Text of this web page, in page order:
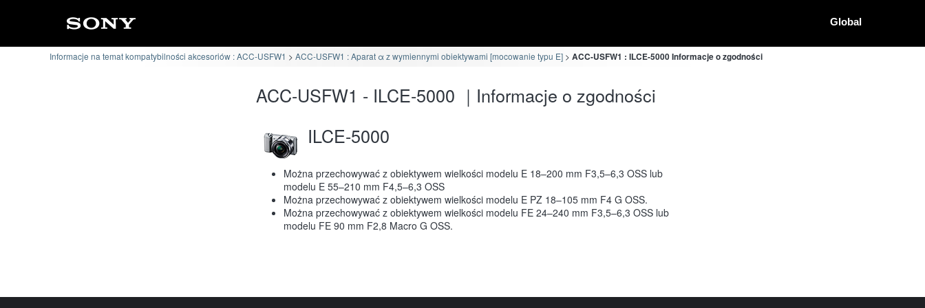
Global
Informacje na temat kompatybilności akcesoriów : ACC-USFW1 ACC-USFW1 : Aparat α z wymiennymi obiektywami [mocowanie typu E] ACC-USFW1 : ILCE-5000 Informacje o zgodności
ACC-USFW1 - ILCE-5000 ｜Informacje o zgodności
ILCE-5000
Można przechowywać z obiektywem wielkości modelu E 18–200 mm F3,5–6,3 OSS lub
modelu E 55–210 mm F4,5–6,3 OSS
Można przechowywać z obiektywem wielkości modelu E PZ 18–105 mm F4 G OSS.
Można przechowywać z obiektywem wielkości modelu FE 24–240 mm F3,5–6,3 OSS lub
modelu FE 90 mm F2,8 Macro G OSS.